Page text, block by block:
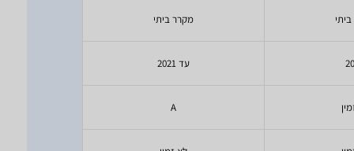
מקרר ביתי
עד 2021
A